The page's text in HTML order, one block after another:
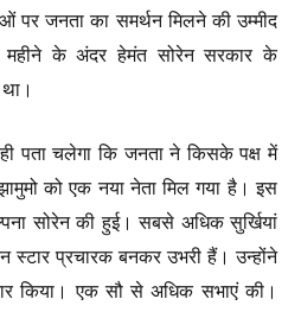
पर जनता का समर्थन मिलने की उम्मीद
महीने के अंदर हेमंत सोरेन सरकार के
पता चलेगा कि जनता ने किसके पक्ष में
को एक नया नेता मिल गया है। इस
सोरेन की हुई। सबसे अधिक सुर्खियां
स्टार प्रचारक बनकर उभरी हैं। उन्होंने
किया। एक सौ से अधिक सभाएं की।